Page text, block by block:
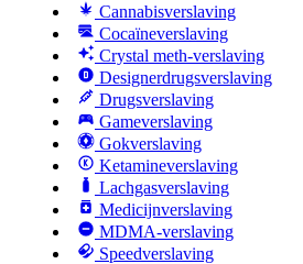
Cannabisverslaving
Cocaïneverslaving
Crystal meth-verslaving
Designerdrugsverslaving
Drugsverslaving
Gameverslaving
Gokverslaving
Ketamineverslaving
Lachgasverslaving
Medicijnverslaving
MDMA-verslaving
Speedverslaving